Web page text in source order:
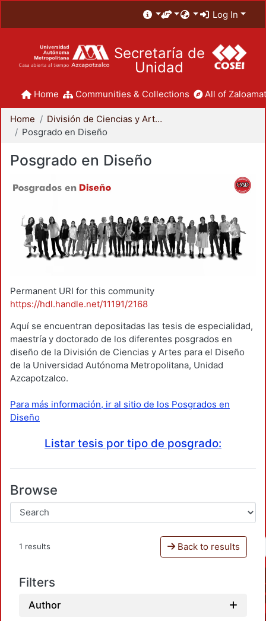
Log In
Secretaría de
Unidad
Home Communities & Collections All of
Home
División de Ciencias y Artes para el Diseño
Posgrado en Diseño
Posgrado en Diseño
Permanent URI for this community
https://hdl.handle.net/11191/2168
Aquí se encuentran depositadas las tesis de especialidad,
maestría y doctorado de los diferentes posgrados en
diseño de la División de Ciencias y Artes para el Diseño
de la Universidad Autónoma Metropolitana, Unidad
Azcapotzalco.
Para más información, ir al sitio de los Posgrados en
Diseño
Listar tesis por tipo de posgrado:
Browse
1 results Back to results
Filters
Author